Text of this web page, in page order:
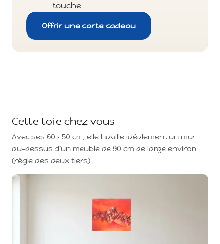
touche.
Offrir une carte cadeau
Cette toile chez vous
Avec ses 60 × 50 cm, elle habille idéalement un mur
au-dessus d'un meuble de 90 cm de large environ
(règle des deux tiers).